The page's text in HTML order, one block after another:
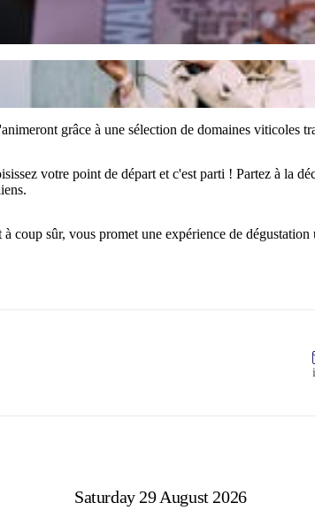
grâce à une sélection de domaines viticoles
votre point de départ et c'est parti ! Partez à la
coup sûr, vous promet une expérience de
Saturday 29 August 2026